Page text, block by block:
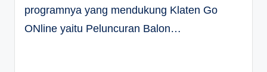
programnya yang mendukung Klaten Go
ONline yaitu Peluncuran Balon…